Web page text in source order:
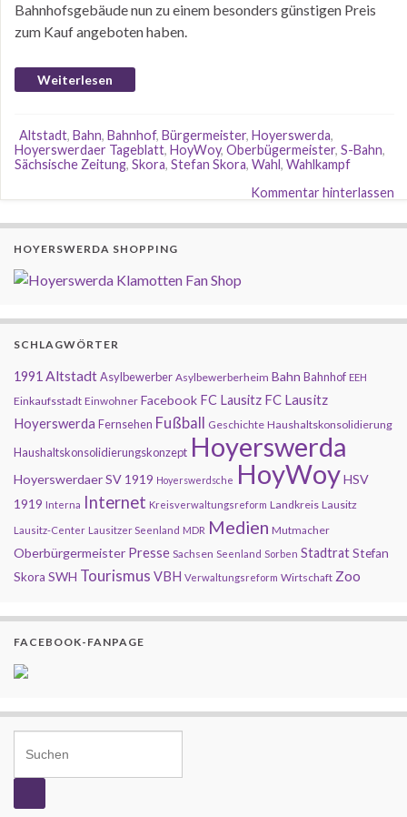
Bahnhofsgebäude nun zu einem besonders günstigen Preis
zum Kauf angeboten haben.
Weiterlesen
Altstadt, Bahn, Bahnhof, Bürgermeister, Hoyerswerda,
Hoyerswerdaer Tageblatt, HoyWoy, Oberbügermeister, S-Bahn,
Sächsische Zeitung, Skora, Stefan Skora, Wahl, Wahlkampf
Kommentar hinterlassen
HOYERSWERDA SHOPPING
SCHLAGWÖRTER
1991 AltstadtAsylbewerber Asylbewerberheim Bahn Bahnhof EEH
Einkaufsstadt Einwohner Facebook FC Lausitz FC Lausitz
Hoyerswerda Fernsehen Fußball Geschichte Haushaltskonsolidierung
Haushaltskonsolidierungskonzept Hoyerswerda
Hoyerswerdaer SV 1919 Hoyerswerdsche HoyWoyHSV
1919 Interna Internet Kreisverwaltungsreform Landkreis Lausitz
Lausitz-Center Lausitzer Seenland MDR Medien Mutmacher
Oberbürgermeister Presse Sachsen Seenland Sorben StadtratStefan
Skora SWH Tourismus VBH Verwaltungsreform Wirtschaft Zoo
FACEBOOK-FANPAGE